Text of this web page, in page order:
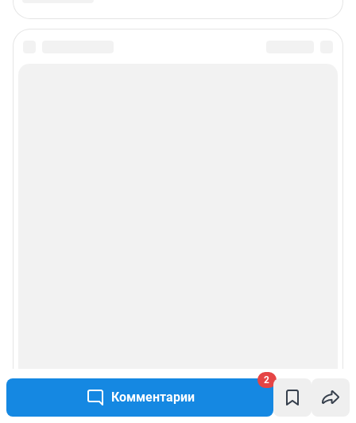
Комментарии
2